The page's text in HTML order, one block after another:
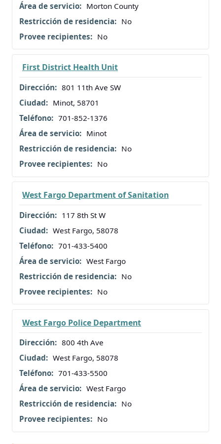
Morton County
No
No
First District Health Unit
801 11th Ave SW
Minot, 58701
701-852-1376
Minot
No
No
West Fargo Department of Sanitation
117 8th St W
West Fargo, 58078
701-433-5400
West Fargo
No
No
West Fargo Police Department
800 4th Ave
West Fargo, 58078
701-433-5500
West Fargo
No
No